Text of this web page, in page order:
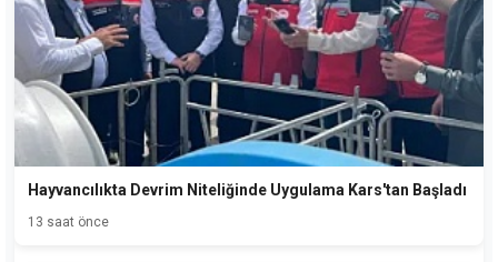
Hayvancılıkta Devrim Niteliğinde Uygulama Kars'tan Başladı
13 saat önce